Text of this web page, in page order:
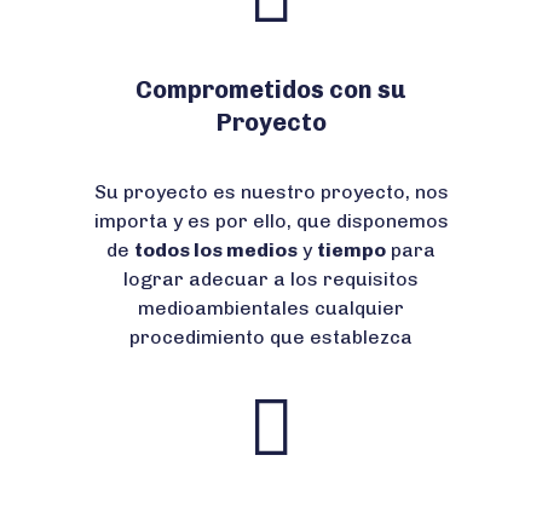
Comprometidos con su
Proyecto
Su proyecto es nuestro proyecto, nos
importa y es por ello, que disponemos
de todos los medios y tiempo para
lograr adecuar a los requisitos
medioambientales cualquier
procedimiento que establezca